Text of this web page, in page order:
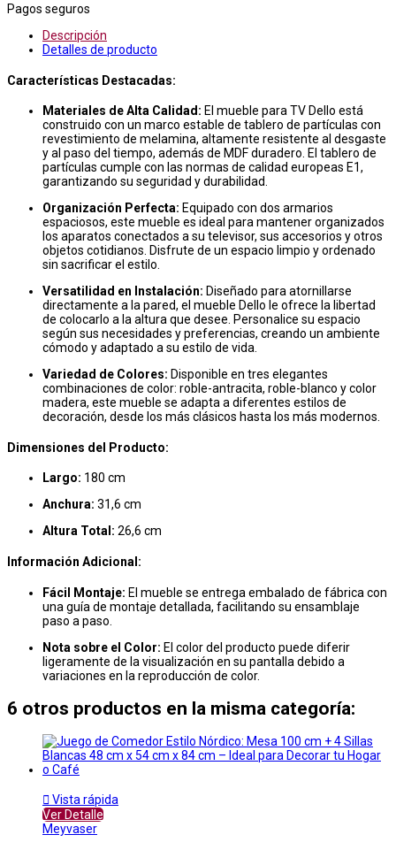
Pagos seguros
Descripción
Detalles de producto
Características Destacadas:
Materiales de Alta Calidad: El mueble para TV Dello está
construido con un marco estable de tablero de partículas con
revestimiento de melamina, altamente resistente al desgaste
y al paso del tiempo, además de MDF duradero. El tablero de
partículas cumple con las normas de calidad europeas E1,
garantizando su seguridad y durabilidad.
Organización Perfecta: Equipado con dos armarios
espaciosos, este mueble es ideal para mantener organizados
los aparatos conectados a su televisor, sus accesorios y otros
objetos cotidianos. Disfrute de un espacio limpio y ordenado
sin sacrificar el estilo.
Versatilidad en Instalación: Diseñado para atornillarse
directamente a la pared, el mueble Dello le ofrece la libertad
de colocarlo a la altura que desee. Personalice su espacio
según sus necesidades y preferencias, creando un ambiente
cómodo y adaptado a su estilo de vida.
Variedad de Colores: Disponible en tres elegantes
combinaciones de color: roble-antracita, roble-blanco y color
madera, este mueble se adapta a diferentes estilos de
decoración, desde los más clásicos hasta los más modernos.
Dimensiones del Producto:
Largo: 180 cm
Anchura: 31,6 cm
Altura Total: 26,6 cm
Información Adicional:
Fácil Montaje: El mueble se entrega embalado de fábrica con
una guía de montaje detallada, facilitando su ensamblaje
paso a paso.
Nota sobre el Color: El color del producto puede diferir
ligeramente de la visualización en su pantalla debido a
variaciones en la reproducción de color.
6 otros productos en la misma categoría:
 Vista rápida
Ver Detalle
Meyvaser